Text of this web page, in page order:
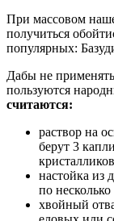
При массовом
получиться
популярных:
Дабы не
пользуются
считаются:
раствор на
берут 3
настойка из
по
хвойный